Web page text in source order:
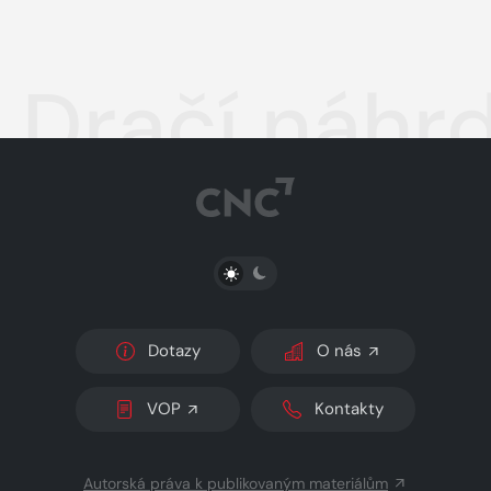
Dračí
PŘEPNOUT SVĚTLÝ/TMAVÝ REŽIM
Dotazy O nás
VOP Kontakty
Autorská práva k publikovaným materiálům